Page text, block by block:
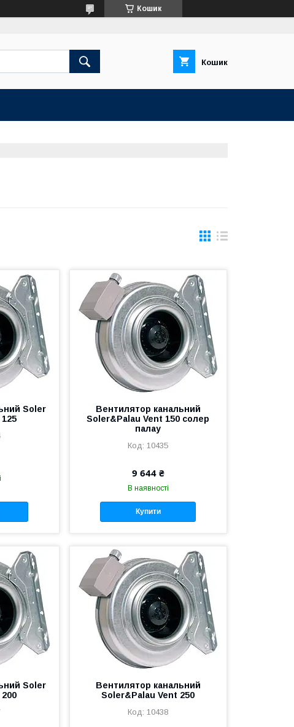
Кошик
Кошик
Soler
Вентилятор канальний
Soler&Palau Vent 150 солер
палау
10435
9 644 ₴
В наявності
Купити
Soler
Вентилятор канальний
Soler&Palau Vent 250
10438